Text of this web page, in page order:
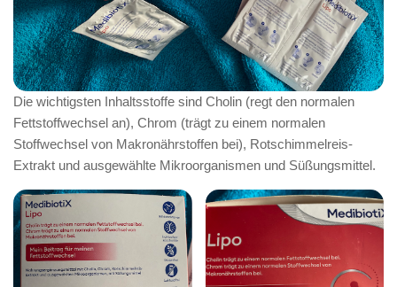
Die wichtigsten Inhaltsstoffe sind Cholin (regt den normalen
Fettstoffwechsel an), Chrom (trägt zu einem normalen
Stoffwechsel von Makronährstoffen bei), Rotschimmelreis-
Extrakt und ausgewählte Mikroorganismen und Süßungsmittel.